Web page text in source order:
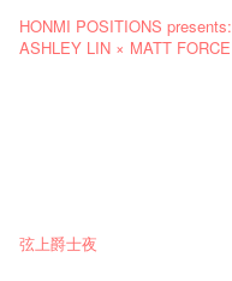
HONMI POSITIONS presents:
ASHLEY LIN × MATT FORCE
弦上爵士夜